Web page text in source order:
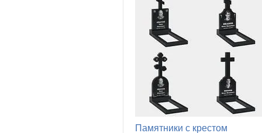
Памятники с крестом